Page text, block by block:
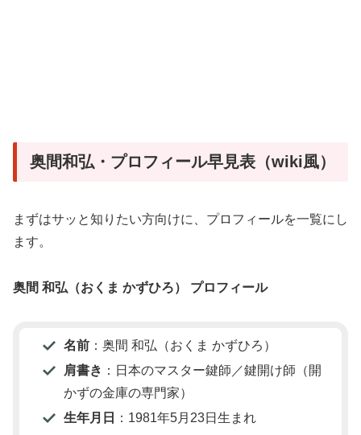
奥間和弘・プロフィール早見表（wiki風）
まずはサッと知りたい方向けに、プロフィールを一覧にし
ます。
奥間 和弘（おくま かずひろ） プロフィール
名前：奥間 和弘（おくま かずひろ）
肩書き ：日本のマスター鍵師／鍵開け師（開
かずの金庫の専門家）
生年月日
：1981年5月23日生まれ